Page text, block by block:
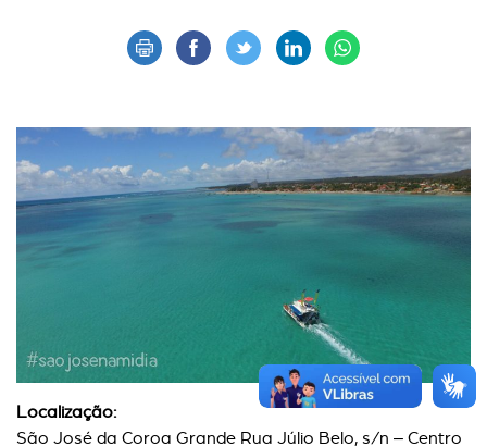
Localização:
São José da Coroa Grande Rua Júlio Belo, s/n – Centro